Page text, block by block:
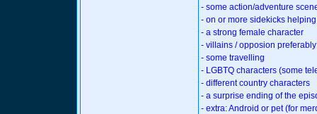
- some action/adventure
- on or more sidekicks
- a strong female character
- villains / opposion
- some travelling
- LGBTQ characters (some
- different country characters
- a surprise ending of the
- extra: Android or pet (for